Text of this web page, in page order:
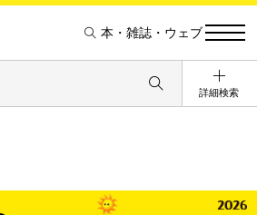
本・雑誌・ウェブ
詳細検索